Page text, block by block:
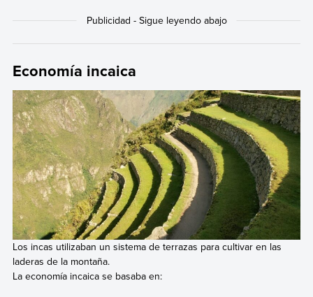
Economía incaica
Los incas utilizaban un sistema de terrazas para cultivar en las
laderas de la montaña.
La economía incaica se basaba en: